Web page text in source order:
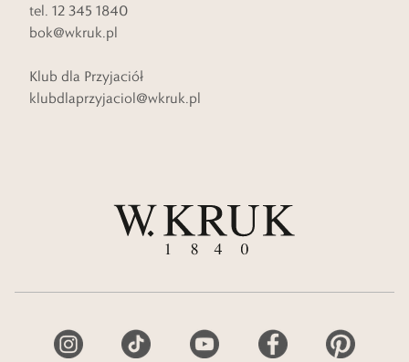
tel. 12 345 1840
bok@wkruk.pl
Klub dla Przyjaciół
klubdlaprzyjaciol@wkruk.pl